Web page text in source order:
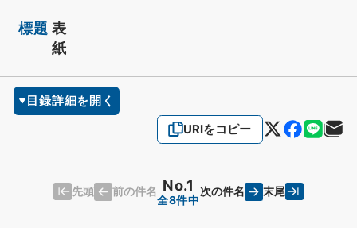
標題 表
紙
目録詳細を開く
URIをコピー
先頭 前の件名 No.1
全8件中
次の件名 末尾